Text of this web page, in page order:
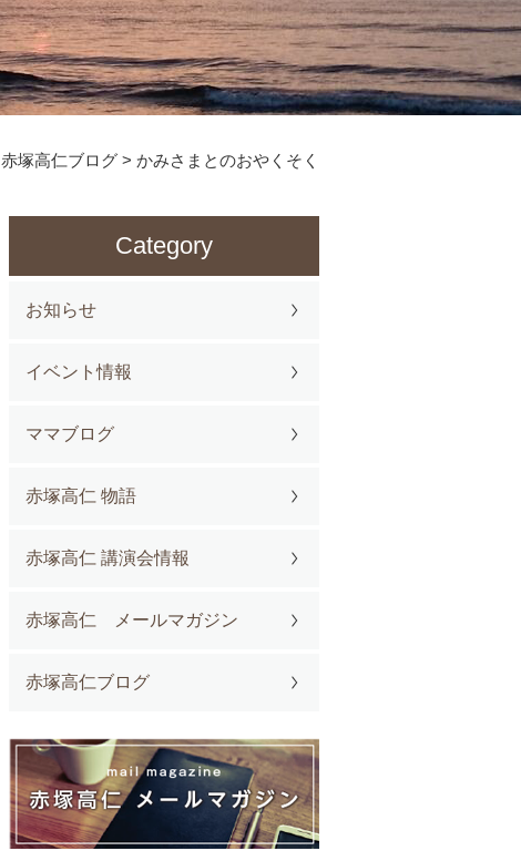
赤塚高仁ブログ > かみさまとのおやくそく
Category
お知らせ
イベント情報
ママブログ
赤塚高仁 物語
赤塚高仁 講演会情報
赤塚高仁 メールマガジン
赤塚高仁ブログ